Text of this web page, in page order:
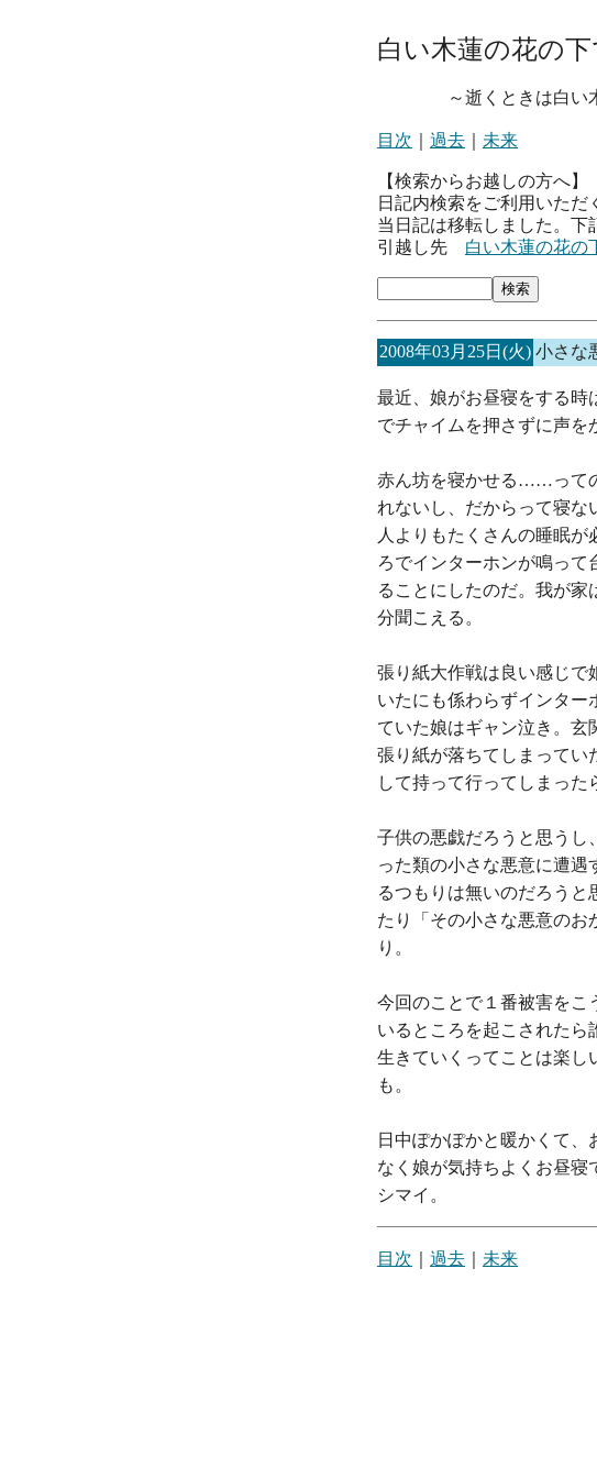
白い木蓮の花の
～逝くときは白い木
目次 過去 未来
【検索からお越しの方へ】
日記内検索をご利用いた
当日記は移転しました。下
引越し先 白い木蓮の花の
2008年03月25日(火) 小さな
最近、娘がお昼寝をする時
でチャイムを押さずに声を
赤ん坊を寝かせる……って
れないし、だからって寝な
人よりもたくさんの睡眠
ろでインターホンが鳴っ
ることにしたのだ。我が
分聞こえる。
張り紙大作戦は良い感じで
いたにも係わらずインター
ていた娘はギャン泣き。玄
張り紙が落ちてしまってい
して持って行ってしまった
子供の悪戯だろうと思うし
った類の小さな悪意に遭
るつもりは無いのだろうと
たり「その小さな悪意のお
り。
今回のことで１番被害をこ
いるところを起こされたら
生きていくってことは楽し
も。
日中ぽかぽかと暖かくて
なく娘が気持ちよくお昼
シマイ。
目次 過去 未来